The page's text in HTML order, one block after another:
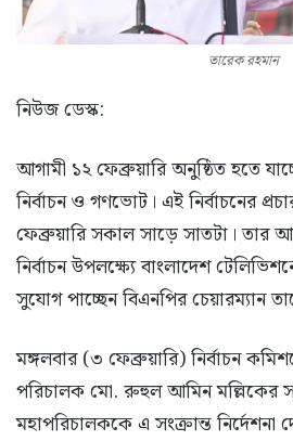
তারেক রহমান
নিউজ ডেস্ক:
আগামী ১২ ফেব্রুয়ারি অনুষ্ঠিত হতে
নির্বাচন ও গণভোট। এই নির্বাচনের
ফেব্রুয়ারি সকাল সাড়ে সাতটা। তার
নির্বাচন উপলক্ষ্যে বাংলাদেশ
সুযোগ পাচ্ছেন বিএনপির চেয়ারম্যান
মঙ্গলবার (৩ ফেব্রুয়ারি) নির্বাচন
পরিচালক মো. রুহুল আমিন মল্লিকের
মহাপরিচালককে এ সংক্রান্ত নির্দেশনা